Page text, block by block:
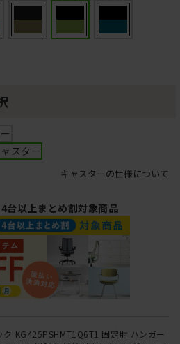
スター
キャスターの仕様について
台以上まとめ割対象商品
KG425PSHMT1Q6T1 固定肘 ハンガー